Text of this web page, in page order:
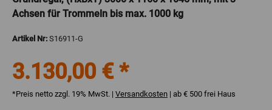
Achsen für Trommeln bis max. 1000 kg
Artikel Nr: S16911-G
3.130,00 € *
*Preis netto zzgl. 19% MwSt. | Versandkosten | ab € 500 frei Haus